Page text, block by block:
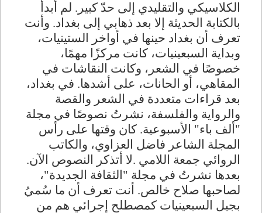
الكلاسيكي والتقليدي إلى حدّ كبير. لم أبدأ
بالكتابة الحديثة إلا بعد ذهابي إلى بغداد. وأنت
تعرف أن بغداد حينها في أواخر الستينيات،
وبداية السبعينيات، كانت مركزًا مهمًا،
خصوصًا في الشعر، وكانت النقاشات في
المقاهي، أو الحانات، على أشدها. في بغداد،
بعد قراءات متعددة في الشعر والقصة
والرواية والفلسفة، نشرتُ نصوصًا في مجلة
"ألف باء" الأسبوعية. كان وقتها على رأس
المجلة الشاعر فاضل العزاوي، والكاتب
الروائي جمعة اللامي .لا أتذكر النصوص الآن.
بعدها نشرتُ في مجلة "الثقافة الجديدة"،
لصاحبها صلاح خالص. أنت تعرف أن ما سُميُ
بجيل السبعينيات كمصطلح إجرائي هم من